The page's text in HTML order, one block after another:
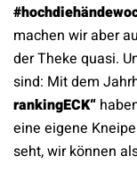
machen wir aber
der Theke quasi.
sind: Mit dem
rankingECK“
eine eigene
seht, wir können